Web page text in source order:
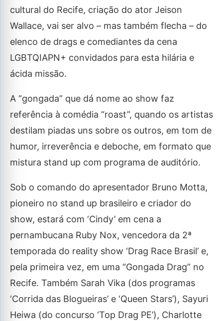
cultural do Recife, criação do ator Jeison
Wallace, vai ser alvo – mas também flecha – do
elenco de drags e comediantes da cena
LGBTQIAPN+ convidados para esta hilária e
ácida missão.
A “gongada” que dá nome ao show faz
referência à comédia “roast”, quando os artistas
destilam piadas uns sobre os outros, em tom de
humor, irreverência e deboche, em formato que
mistura stand up com programa de auditório.
Sob o comando do apresentador Bruno Motta,
pioneiro no stand up brasileiro e criador do
show, estará com ‘Cindy’ em cena a
pernambucana Ruby Nox, vencedora da 2ª
temporada do reality show ‘Drag Race Brasil’ e,
pela primeira vez, em uma “Gongada Drag” no
Recife. Também Sarah Vika (dos programas
‘Corrida das Blogueiras’ e ‘Queen Stars’), Sayuri
Heiwa (do concurso ‘Top Drag PE’), Charlotte